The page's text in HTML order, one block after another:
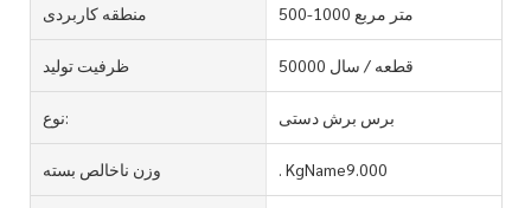
منطقه کاربردی 500-1000 متر مربع
ظرفیت تولید 50000 قطعه / سال
نوع: برس برش دستی
وزن ناخالص بسته . KgName9.000